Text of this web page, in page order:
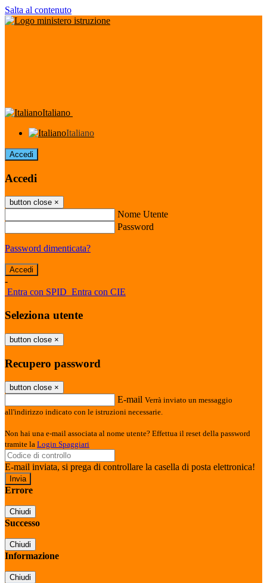
Salta al contenuto
Italiano
Italiano
Accedi
Accedi
button close ×
Nome Utente
Password
Password dimenticata?
-
Entra con SPID Entra con CIE
Seleziona utente
button close ×
Recupero password
button close ×
E-mail Verrà inviato un messaggio
all'indirizzo indicato con le istruzioni necessarie.
Non hai una e-mail associata al nome utente? Effettua il reset della password
tramite la Login Spaggiari
E-mail inviata, si prega di controllare la casella di posta elettronica!
Errore
Chiudi
Successo
Chiudi
Informazione
Chiudi